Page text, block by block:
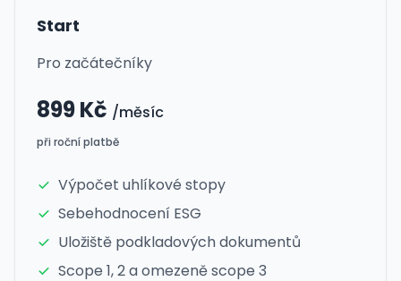
Start
Pro začátečníky
899 Kč /měsíc
při roční platbě
Výpočet uhlíkové stopy
Sebehodnocení ESG
Uložiště podkladových dokumentů
Scope 1, 2 a omezeně scope 3